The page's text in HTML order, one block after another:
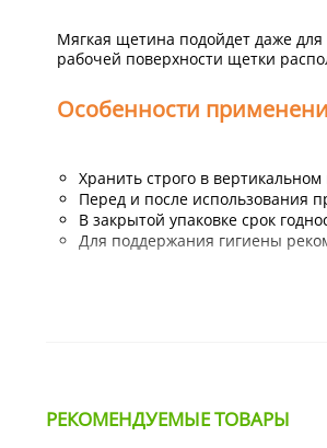
Мягкая щетина подойдет даже для
рабочей поверхности щетки
Особенности
Хранить строго в
Перед и после использования
В закрытой упаковке срок
Для поддержания гигиены
Купить зубную щетку «Бамбук и
РЕКОМЕНДУЕМЫЕ ТОВАРЫ